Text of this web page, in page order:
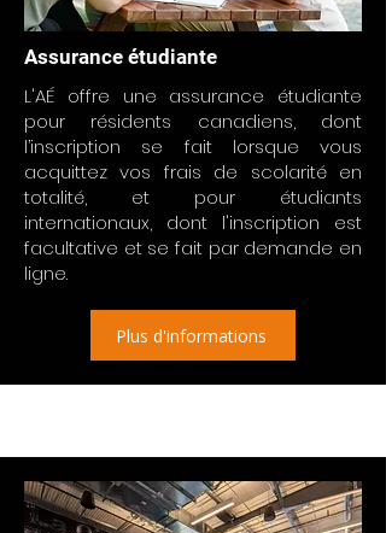
Assurance étudiante
L'AÉ offre une assurance étudiante
pour résidents canadiens, dont
l’inscription se fait lorsque vous
acquittez vos frais de scolarité en
totalité, et pour étudiants
internationaux, dont l'inscription est
facultative et se fait par demande en
ligne.
Plus d'informations